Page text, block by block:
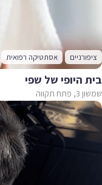
ציפורניים אסתטיקה רפואית
בית היופי של שפי
שמשון 3, פתח תקווה